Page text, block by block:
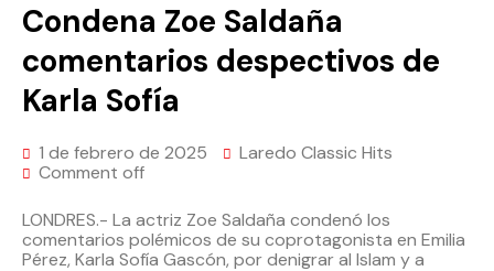
Condena Zoe Saldaña
comentarios despectivos de
Karla Sofía
1 de febrero de 2025
Laredo Classic Hits
Comment off
LONDRES.- La actriz Zoe Saldaña condenó los
comentarios polémicos de su coprotagonista en Emilia
Pérez, Karla Sofía Gascón, por denigrar al Islam y a